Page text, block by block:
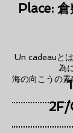
Place:
Un cadeauと
為
海の向こうの素
2F/